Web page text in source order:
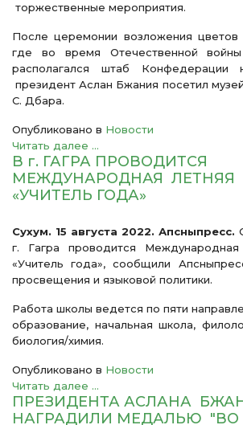
торжественные мероприятия.
После церемонии возложения цветов
где во время Отечественной
располагался штаб Конфедерации
президент Аслан Бжания посетил
С. Дбара.
Опубликовано в Новости
Читать далее ...
В г. ГАГРА ПРОВОДИТСЯ
МЕЖДУНАРОДНАЯ
«УЧИТЕЛЬ ГОДА»
Сухум. 15 августа 2022. Апсныпресс.
г. Гагра проводится
«Учитель года», сообщили
просвещения и языковой политики.
Работа школы ведется по пяти
образование, начальная школа,
биология/химия.
Опубликовано в Новости
Читать далее ...
ПРЕЗИДЕНТА АСЛАНА
НАГРАДИЛИ МЕДАЛЬЮ "ВО